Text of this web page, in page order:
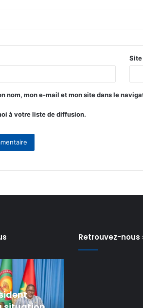
nom, mon e-mail et mon site dans le
à votre liste de diffusion.
:
Retrouvez-nous